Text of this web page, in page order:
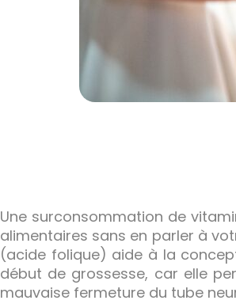
Une surconsommation de
alimentaires sans en parler à
(acide folique) aide à la
début de grossesse, car elle
mauvaise fermeture du tube